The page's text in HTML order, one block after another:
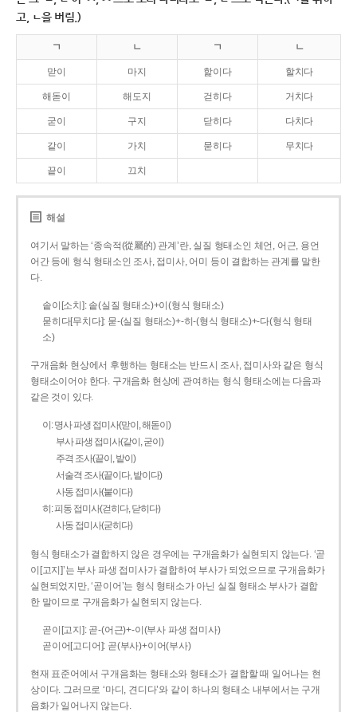
고, ㄴ을 버림.)
ㄱ ㄴ ㄱ ㄴ
맏이 마지 핥이다 할치다
해돋이 해도지 걷히다 거치다
굳이 구지 닫히다 다치다
같이 가치 묻히다 무치다
끝이 끄치
해설
여기서 말하는 ‘종속적(從屬的) 관계’란, 실질 형태소인 체언, 어근, 용언
어간 등에 형식 형태소인 조사, 접미사, 어미 등이 결합하는 관계를 말한
다.
솥이[소치]: 솥(실질 형태소)+이(형식 형태소)
묻히다[무치다]: 묻­-(실질 형태소)+­-히­-(형식 형태소)+-다(형식 형태
소)
구개음화 현상에서 후행하는 형태소는 반드시 조사, 접미사와 같은 형식
형태소이어야 한다. 구개음화 현상에 관여하는 형식 형태소에는 다음과
같은 것이 있다.
이: 명사 파생 접미사(맏이, 해돋이)
부사 파생 접미사(같이, 굳이)
주격 조사(끝이, 밭이)
서술격 조사(끝이다, 밭이다)
사동 접미사(붙이다)
히: 피동 접미사(걷히다, 닫히다)
사동 접미사(굳히다)
형식 형태소가 결합하지 않은 경우에는 구개음화가 실현되지 않는다. ‘곧
이[고지]’는 부사 파생 접미사가 결합하여 부사가 되었으므로 구개음화가
실현되었지만, ‘곧이어’는 형식 형태소가 아닌 실질 형태소 부사가 결합
한 말이므로 구개음화가 실현되지 않는다.
곧이[고지]: 곧-­(어근)+­-이(부사 파생 접미사)
곧이어[고디어]: 곧(부사)+이어(부사)
현재 표준어에서 구개음화는 형태소와 형태소가 결합할 때 일어나는 현
상이다. 그러므로 ‘마디, 견디다’와 같이 하나의 형태소 내부에서는 구개
음화가 일어나지 않는다.